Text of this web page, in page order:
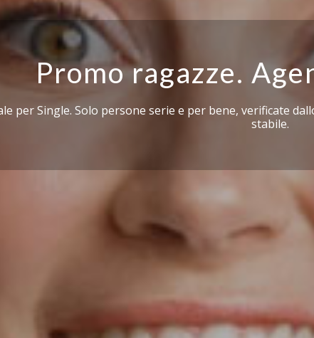
Promo ragazze.
per Single. Solo persone serie e per bene, verificate
stabile.